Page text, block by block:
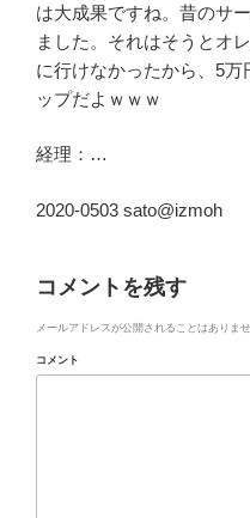
は大成果ですね。昔のサ
ました。それはそうとオ
に行けなかったから、5
ップだよｗｗｗ
経理：…
2020-0503 sato@izmoh
コメントを残す
メールアドレスが公開されることはありませ
コメント